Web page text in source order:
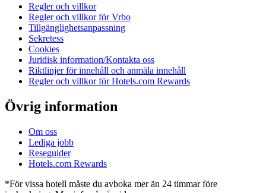
Regler och villkor
Regler och villkor för Vrbo
Tillgänglighetsanpassning
Sekretess
Cookies
Juridisk information/Kontakta oss
Riktlinjer för innehåll och anmäla innehåll
Regler och villkor för Hotels.com Rewards
Övrig information
Om oss
Lediga jobb
Reseguider
Hotels.com Rewards
*För vissa hotell måste du avboka mer än 24 timmar före